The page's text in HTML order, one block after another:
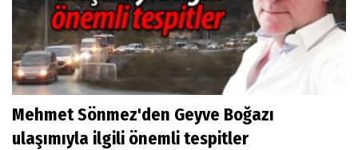
Mehmet Sönmez'den Geyve Boğazı
ulaşımıyla ilgili önemli tespitler